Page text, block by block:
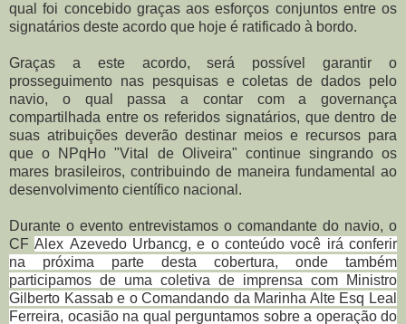
qual foi concebido graças aos esforços conjuntos entre os
signatários deste acordo que hoje é ratificado à bordo.
Graças a este acordo, será possível garantir o
prosseguimento nas pesquisas e coletas de dados pelo
navio, o qual passa a contar com a governança
compartilhada entre os referidos signatários, que dentro de
suas atribuições deverão destinar meios e recursos para
que o NPqHo "Vital de Oliveira" continue singrando os
mares brasileiros, contribuindo de maneira fundamental ao
desenvolvimento científico nacional.
Durante o evento entrevistamos o comandante do navio, o
CFAlex Azevedo Urbancg, e o conteúdo você irá conferir
na próxima parte desta cobertura, onde também
participamos de uma coletiva de imprensa com Ministro
Gilberto Kassab e o Comandando da Marinha Alte Esq Leal
Ferreira, ocasião na qual perguntamos sobre a operação do